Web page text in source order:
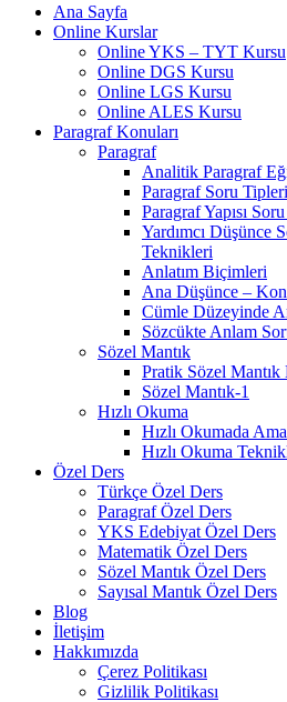
Ana Sayfa
Online Kurslar
Online YKS – TYT Kursu
Online DGS Kursu
Online LGS Kursu
Online ALES Kursu
Paragraf Konuları
Paragraf
Analitik Paragraf
Paragraf Soru
Paragraf Yapısı
Yardımcı Düşünce
Teknikleri
Anlatım Biçimleri
Ana Düşünce –
Cümle Düzeyinde
Sözcükte Anlam
Sözel Mantık
Pratik Sözel Mantık
Sözel Mantık-1
Hızlı Okuma
Hızlı Okumada
Hızlı Okuma
Özel Ders
Türkçe Özel Ders
Paragraf Özel Ders
YKS Edebiyat Özel Ders
Matematik Özel Ders
Sözel Mantık Özel Ders
Sayısal Mantık Özel Ders
Blog
İletişim
Hakkımızda
Çerez Politikası
Gizlilik Politikası